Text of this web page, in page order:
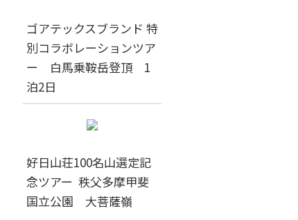
ゴアテックスブランド 特
別コラボレーションツア
ー 白馬乗鞍岳登頂 1
泊2日
好日山荘100名山選定記
念ツアー 秩父多摩甲斐
国立公園 大菩薩嶺